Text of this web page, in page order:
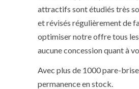
attractifs sont étudiés très
et révisés régulièrement de
optimiser notre offre tous les
aucune concession quant à
Avec plus de 1000 pare-
permanence en stock.